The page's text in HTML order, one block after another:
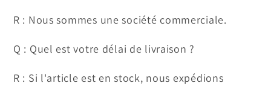
R : Nous sommes une société commerciale.
Q : Quel est votre délai de livraison ?
R : Si l'article est en stock, nous expédions